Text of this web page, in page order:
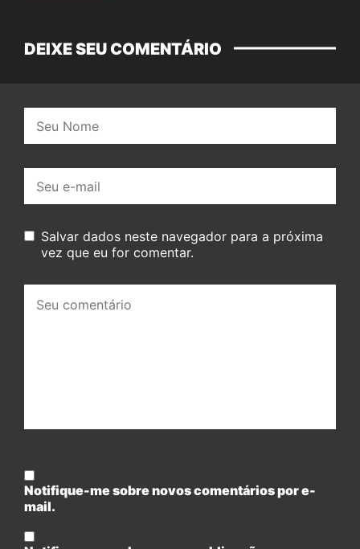
DEIXE SEU COMENTÁRIO
mail:
Salvar dados neste navegador para a próxima
vez que eu for comentar.
comentário:
Notifique-me sobre novos comentários por e-
mail.